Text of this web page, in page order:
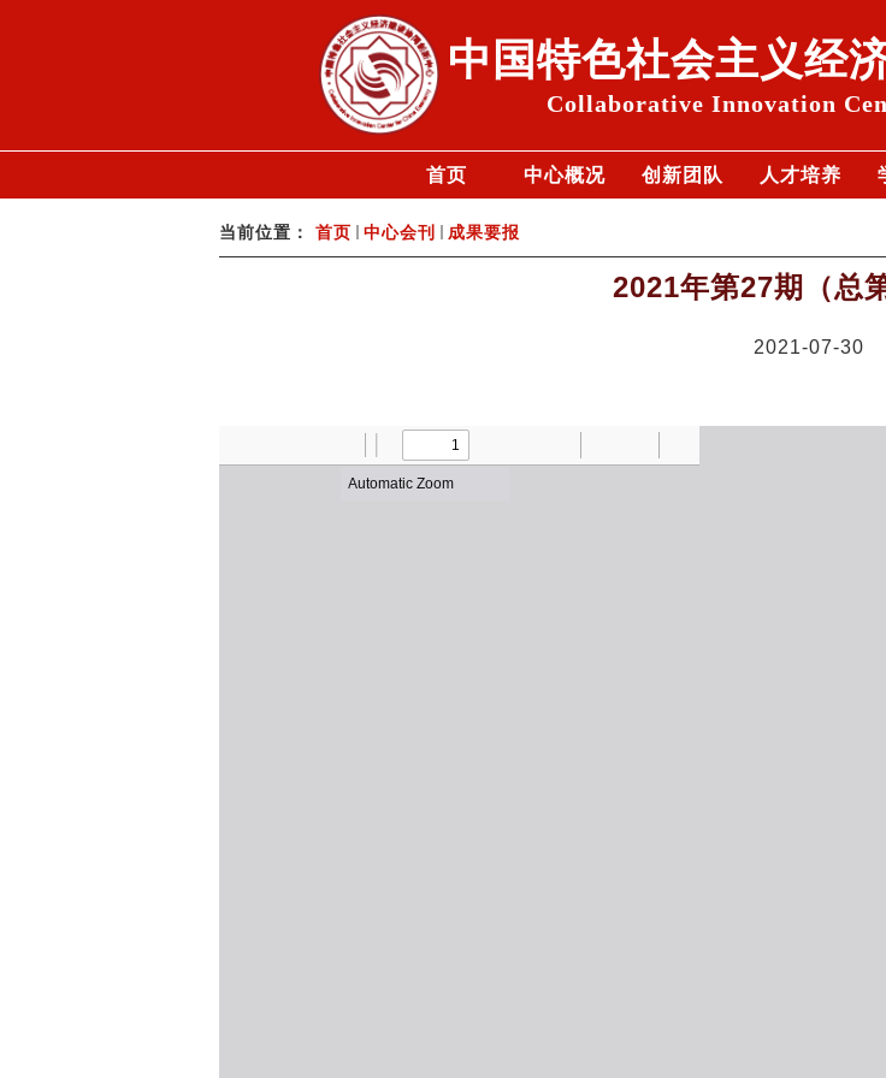
中国特色社会主义经
Collaborative Innovation
首页 中心概况 创新团队 人才培养
当前位置： 首页 中心会刊 成果要报
2021年第27期（总
2021-07-30